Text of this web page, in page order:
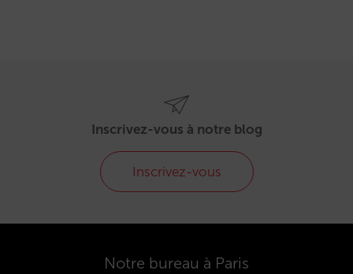
Inscrivez-vous à notre blog
Inscrivez-vous
Notre bureau à Paris